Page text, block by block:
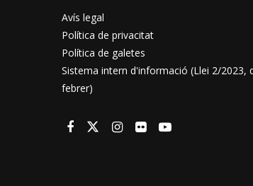
Avís legal
Política de privacitat
Política de galetes
Sistema intern d'informació (Llei 2/2023,
febrer)